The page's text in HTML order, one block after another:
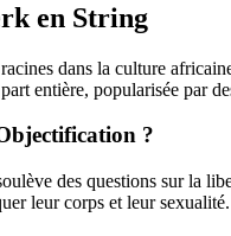
en String
dans la culture
entière, popularisée par
?
des questions sur la
leur corps et leur